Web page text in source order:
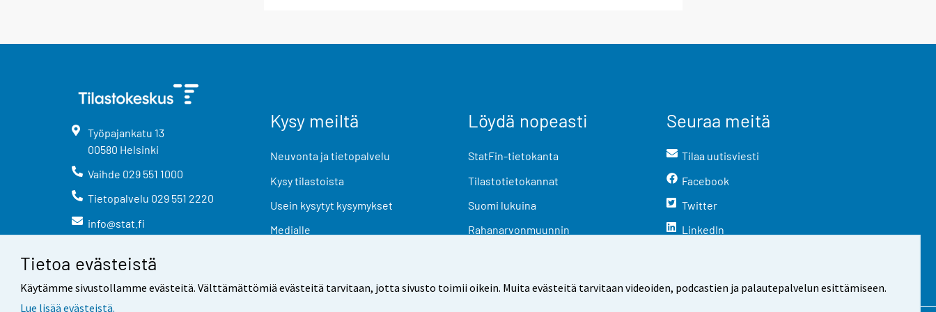
Tietoa evästeistä
Käytämme sivustollamme evästeitä. Välttämättömiä evästeitä tarvitaan, jotta sivusto toimii oikein. Muita evästeitä tarvitaan videoiden, podcastien ja palautepalvelun esittämiseen.
Lue lisää evästeistä.
Työpajankatu 13
00580 Helsinki
Vaihde 029 551 1000
Tietopalvelu 029 551 2220
info@stat.fi
Kysy meiltä
Neuvonta ja tietopalvelu
Kysy tilastoista
Usein kysytyt kysymykset
Medialle
Löydä nopeasti
StatFin-tietokanta
Tilastotietokannat
Suomi lukuina
Rahanarvonmuunnin
Seuraa meitä
Tilaa uutisviesti
Facebook
Twitter
LinkedIn